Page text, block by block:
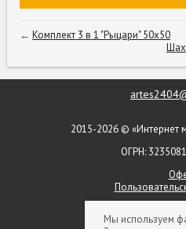
←Комплект 3 в 1 "Рыцари" 50х50
2015-2026 © «Интернет
ОГРН:
+ 7 (903)
Мы используем